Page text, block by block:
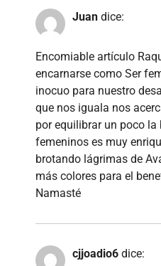
Juan dice:
Encomiable artículo
encarnarse como Ser
inocuo para nuestro
que nos iguala nos
por equilibrar un poco
femeninos es muy
brotando lágrimas de
más colores para el
Namasté
cjjoadio6 dice: